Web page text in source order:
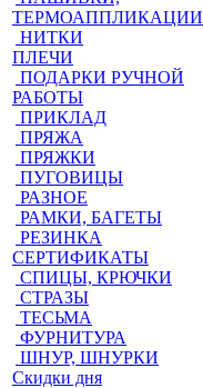
ТЕРМОАППЛИКАЦИИ
НИТКИ
ПЛЕЧИ
ПОДАРКИ РУЧНОЙ
РАБОТЫ
ПРИКЛАД
ПРЯЖА
ПРЯЖКИ
ПУГОВИЦЫ
РАЗНОЕ
РАМКИ, БАГЕТЫ
РЕЗИНКА
СЕРТИФИКАТЫ
СПИЦЫ, КРЮЧКИ
СТРАЗЫ
ТЕСЬМА
ФУРНИТУРА
ШНУР, ШНУРКИ
Скидки дня